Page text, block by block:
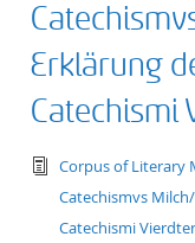
Erklärung
Catechismi
text/
Corpus of Literary
Catechismvs
Catechismi